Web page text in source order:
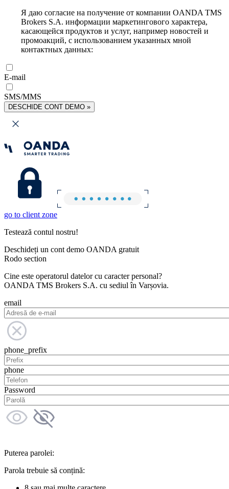
Я даю согласие на получение от компании OANDA TMS
Brokers S.A. информации маркетингового характера,
касающейся продуктов и услуг, например новостей и
промоакций, с использованием указанных мной
контактных данных:
E-mail
SMS/MMS
DESCHIDE CONT DEMO »
go to client zone
Testează contul nostru!
Deschideți un cont demo OANDA gratuit
Rodo section
Cine este operatorul datelor cu caracter personal?
OANDA TMS Brokers S.A. cu sediul în Varșovia.
email
phone_prefix
phone
Password
Puterea parolei:
Parola trebuie să conțină: